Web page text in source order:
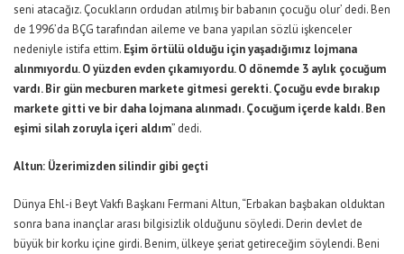
seni atacağız. Çocukların ordudan atılmış bir babanın çocuğu olur’ dedi. Ben
de 1996’da BÇG tarafından aileme ve bana yapılan sözlü işkenceler
nedeniyle istifa ettim. Eşim örtülü olduğu için yaşadığımız lojmana
alınmıyordu. O yüzden evden çıkamıyordu. O dönemde 3 aylık çocuğum
vardı. Bir gün mecburen markete gitmesi gerekti. Çocuğu evde bırakıp
markete gitti ve bir daha lojmana alınmadı. Çocuğum içerde kaldı. Ben
eşimi silah zoruyla içeri aldım” dedi.
Altun: Üzerimizden silindir gibi geçti
Dünya Ehl-i Beyt Vakfı Başkanı Fermani Altun, “Erbakan başbakan olduktan
sonra bana inançlar arası bilgisizlik olduğunu söyledi. Derin devlet de
büyük bir korku içine girdi. Benim, ülkeye şeriat getireceğim söylendi. Beni